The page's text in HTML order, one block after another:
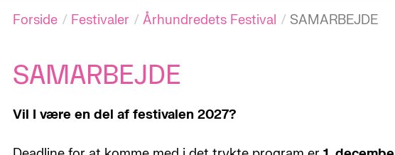
Forside Festivaler Århundredets Festival SAMARBEJDE
SAMARBEJDE
Vil I være en del af festivalen 2027?